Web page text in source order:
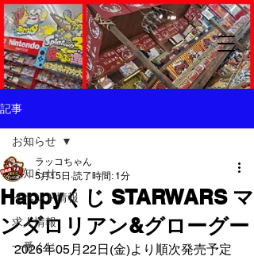
記事
お知らせ
イベント情報
求人情報
一番くじ
お知らせ
Happyくじ STARWARS マ
ンダロリアン&グローグー
ラッコちゃん
5月15日 読了時間: 1分
2026年05月22日(金)より順次発売予定